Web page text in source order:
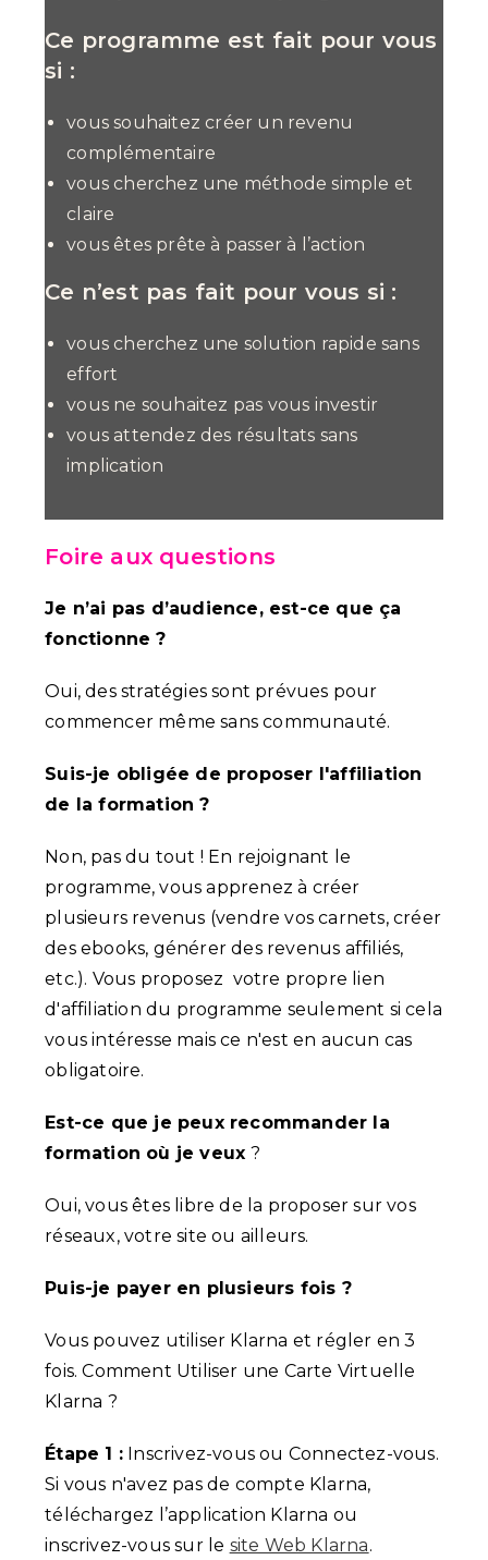
Ce programme est fait pour vous
si :
vous souhaitez créer un revenu
complémentaire
vous cherchez une méthode simple et
claire
vous êtes prête à passer à l’action
Ce n’est pas fait pour vous si :
vous cherchez une solution rapide sans
effort
vous ne souhaitez pas vous investir
vous attendez des résultats sans
implication
Foire aux questions
Je n’ai pas d’audience, est-ce que ça
fonctionne ?
Oui, des stratégies sont prévues pour
commencer même sans communauté.
Suis-je obligée de proposer l'affiliation
de la formation ?
Non, pas du tout ! En rejoignant le
programme, vous apprenez à créer
plusieurs revenus (vendre vos carnets, créer
des ebooks, générer des revenus affiliés,
etc.). Vous proposez votre propre lien
d'affiliation du programme seulement si cela
vous intéresse mais ce n'est en aucun cas
obligatoire.
Est-ce que je peux recommander la
formation où je veux?
Oui, vous êtes libre de la proposer sur vos
réseaux, votre site ou ailleurs.
Puis-je payer en plusieurs fois ?
Vous pouvez utiliser Klarna et régler en 3
fois. Comment Utiliser une Carte Virtuelle
Klarna ?
Étape 1 : Inscrivez-vous ou Connectez-vous.
Si vous n'avez pas de compte Klarna,
téléchargez l’application Klarna ou
inscrivez-vous sur le site Web Klarna.